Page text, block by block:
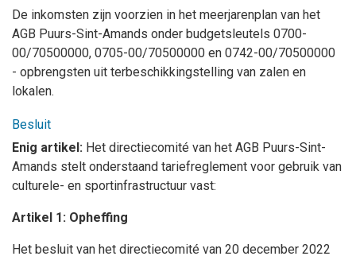
De inkomsten zijn voorzien in het meerjarenplan van het
AGB Puurs-Sint-Amands onder budgetsleutels 0700-
00/70500000, 0705-00/70500000 en 0742-00/70500000
- opbrengsten uit terbeschikkingstelling van zalen en
lokalen.
Besluit
Enig artikel: Het directiecomité van het AGB Puurs-Sint-
Amands stelt onderstaand tariefreglement voor gebruik van
culturele- en sportinfrastructuur vast:
Artikel 1: Opheffing
Het besluit van het directiecomité van 20 december 2022